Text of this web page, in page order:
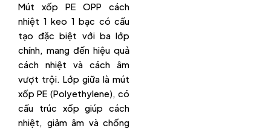
Mút xốp PE OPP cách
nhiệt 1 keo 1 bạc có cấu
tạo đặc biệt với ba lớp
chính, mang đến hiệu quả
cách nhiệt và cách âm
vượt trội. Lớp giữa là mút
xốp PE (Polyethylene), có
cấu trúc xốp giúp cách
nhiệt, giảm âm và chống